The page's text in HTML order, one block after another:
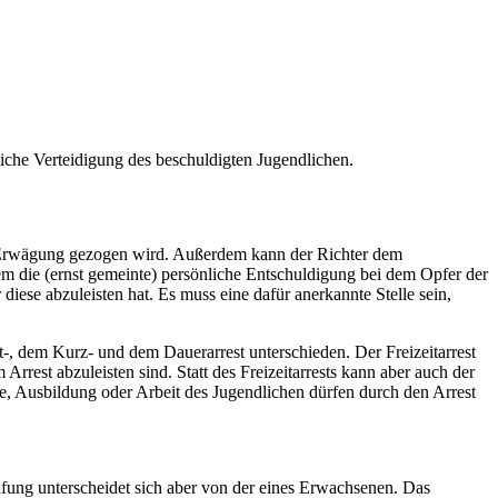
Verteidigung des beschuldigten Jugendlichen.
gezogen wird. Außerdem kann der Richter dem
die (ernst gemeinte) persönliche Entschuldigung bei dem Opfer der
abzuleisten hat. Es muss eine dafür anerkannte Stelle sein,
dem Kurz- und dem Dauerarrest unterschieden. Der Freizeitarrest
abzuleisten sind. Statt des Freizeitarrests kann aber auch der
Ausbildung oder Arbeit des Jugendlichen dürfen durch den Arrest
unterscheidet sich aber von der eines Erwachsenen. Das